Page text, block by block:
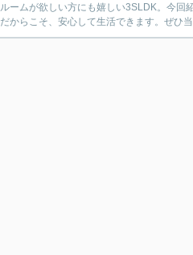
ルームが欲しい方にも嬉しい3SLDK。今回
だからこそ、安心して生活できます。ぜひ